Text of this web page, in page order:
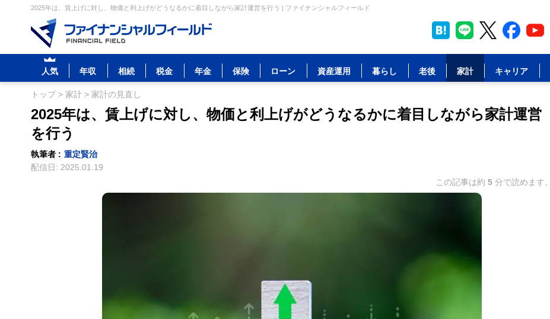
2025年は、賃上げに対し、物価と利上げがどうなるかに着目しながら家計運営を行う | ファイナンシャルフィールド
人気 年収 相続 税金 年金 保険 ローン 資産運用 暮らし 老後 家計 キャリア
トップ> 家計 > 家計の見直し
2025年は、賃上げに対し、物価と利上げがどうなるかに着目しながら家計運営
を行う
執筆者 : 重定賢治
配信日: 2025.01.19
この記事は約 5 分で読めます。